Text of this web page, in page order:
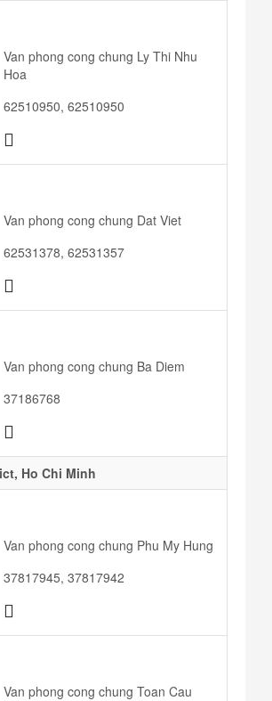
Van phong cong chung Ly Thi Nhu
Hoa
62510950, 62510950
Van phong cong chung Dat Viet
62531378, 62531357
Van phong cong chung Ba Diem
37186768
Ho Chi Minh
Van phong cong chung Phu My Hung
37817945, 37817942
Van phong cong chung Toan Cau